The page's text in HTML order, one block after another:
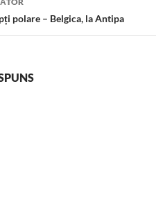
polare – Belgica, la Antipa